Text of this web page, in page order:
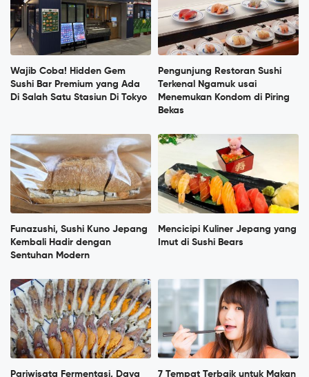
Wajib Coba! Hidden Gem
Sushi Bar Premium yang Ada
Di Salah Satu Stasiun Di Tokyo
Pengunjung Restoran Sushi
Terkenal Ngamuk usai
Menemukan Kondom di Piring
Bekas
Funazushi, Sushi Kuno Jepang
Kembali Hadir dengan
Sentuhan Modern
Mencicipi Kuliner Jepang yang
Imut di Sushi Bears
Pariwisata Fermentasi, Daya
7 Tempat Terbaik untuk Makan